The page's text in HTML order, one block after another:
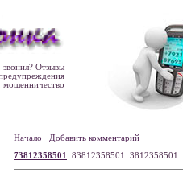
Отзывы
мошенничество
Начало
Добавить комментарий
73812358501
83812358501 3812358501